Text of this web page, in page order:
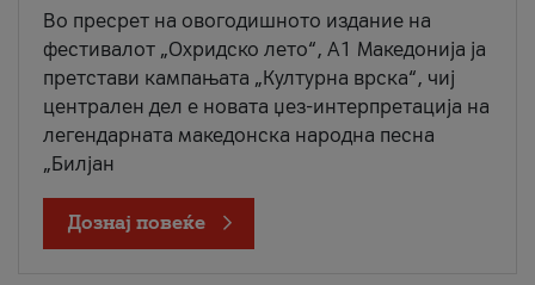
Во пресрет на овогодишното издание на
фестивалот „Охридско лето“, А1 Македонија ја
претстави кампањата „Културна врска“, чиј
централен дел е новата џез-интерпретација на
легендарната македонска народна песна
„Билјан
Дознај повеќе